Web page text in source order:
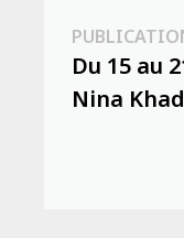
de
Du 15 au
Nina